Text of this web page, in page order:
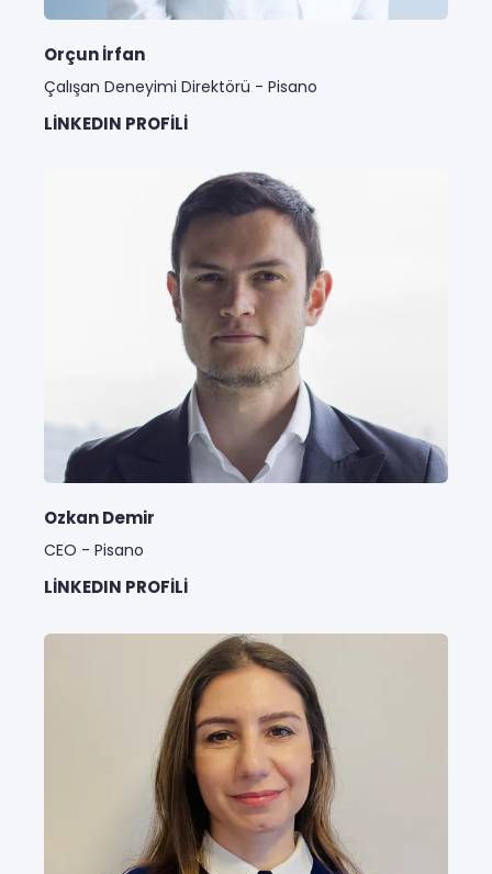
Orçun İrfan
Çalışan Deneyimi Direktörü - Pisano
LINKEDIN PROFILI
Ozkan Demir
CEO - Pisano
LINKEDIN PROFILI